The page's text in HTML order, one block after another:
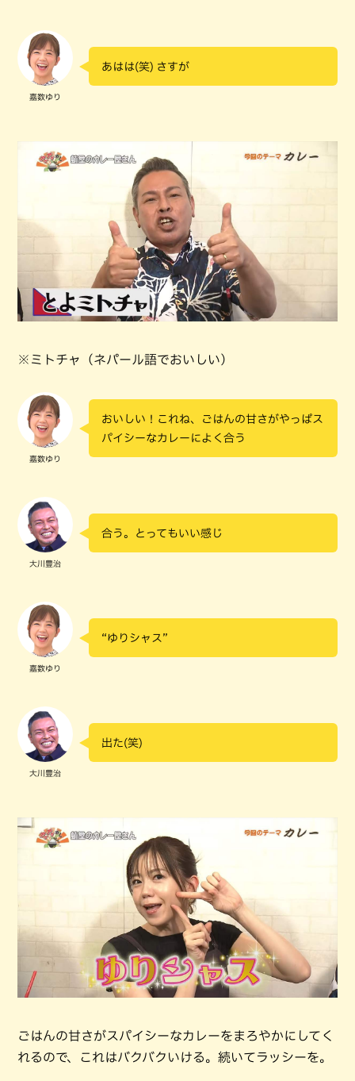
嘉数ゆり
あはは(笑) さすが
※ミトチャ（ネパール語でおいしい）
嘉数ゆり
おいしい！これね、ごはんの甘さがやっぱス
パイシーなカレーによく合う
大川豊治
合う。とってもいい感じ
嘉数ゆり
“ゆりシャス”
大川豊治
出た(笑)
ごはんの甘さがスパイシーなカレーをまろやかにしてく
れるので、これはバクバクいける。続いてラッシーを。